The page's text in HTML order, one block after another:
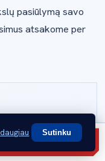
pasiūlymą savo
atsakome per
greitis, SEO ir
Sutinku